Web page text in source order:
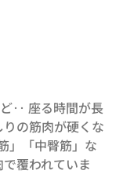
‥ 座る時間が長
の筋肉が硬くな
」「中臀筋」な
覆われていま